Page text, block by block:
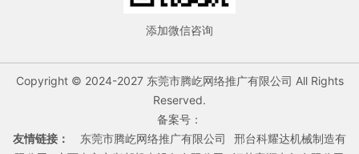
添加微信咨询
Copyright © 2024-2027 东莞市腾屹网络推广有限公司 All Rights
Reserved.
备案号：
友情链接：
东莞市腾屹网络推广有限公司
邢台科耀达机械制造有